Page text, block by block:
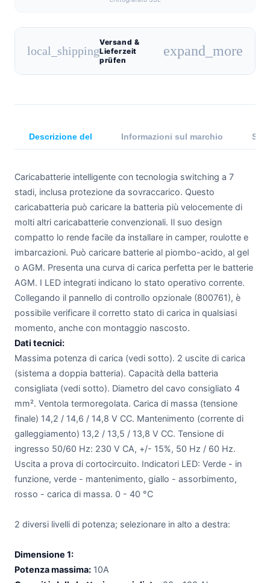
local_shipping
Versand &
Lieferzeit
prüfen
expand_more
Descrizione del Informazioni sul marchio
Caricabatterie intelligente con tecnologia switching a 7
stadi, inclusa protezione da sovraccarico. Questo
caricabatteria può caricare la batteria più velocemente di
molti altri caricabatterie convenzionali. Il suo design
compatto lo rende facile da installare in camper, roulotte e
imbarcazioni. Può caricare batterie al piombo-acido, al gel
o AGM. Presenta una curva di carica perfetta per le batterie
AGM. I LED integrati indicano lo stato operativo corrente.
Collegando il pannello di controllo opzionale (800761), è
possibile verificare il corretto stato di carica in qualsiasi
momento, anche con montaggio nascosto.
Dati tecnici:
Massima potenza di carica (vedi sotto). 2 uscite di carica
(sistema a doppia batteria). Capacità della batteria
consigliata (vedi sotto). Diametro del cavo consigliato 4
mm². Ventola termoregolata. Carica di massa (tensione
finale) 14,2 / 14,6 / 14,8 V CC. Mantenimento (corrente di
galleggiamento) 13,2 / 13,5 / 13,8 V CC. Tensione di
ingresso 50/60 Hz: 230 V CA, +/- 15%, 50 Hz / 60 Hz.
Uscita a prova di cortocircuito. Indicatori LED: Verde - in
funzione, verde - mantenimento, giallo - assorbimento,
rosso - carica di massa. 0 - 40 °C
2 diversi livelli di potenza; selezionare in alto a destra:
Dimensione 1:
Potenza massima: 10A